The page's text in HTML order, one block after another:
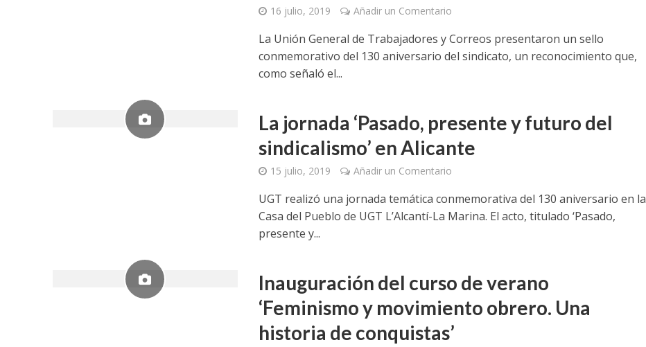
16 julio, 2019 Añadir un Comentario
La Unión General de Trabajadores y Correos presentaron un sello
conmemorativo del 130 aniversario del sindicato, un reconocimiento que,
como señaló el...
La jornada ‘Pasado, presente y futuro del
sindicalismo’ en Alicante
15 julio, 2019 Añadir un Comentario
UGT realizó una jornada temática conmemorativa del 130 aniversario en la
Casa del Pueblo de UGT L’Alcantí-La Marina. El acto, titulado ‘Pasado,
presente y...
Inauguración del curso de verano
‘Feminismo y movimiento obrero. Una
historia de conquistas’